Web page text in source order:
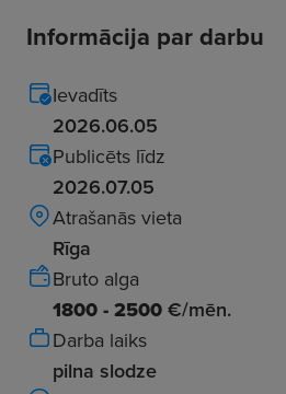
Informācija par darbu
Ievadīts
2026.06.05
Publicēts līdz
2026.07.05
Atrašanās vieta
Rīga
Bruto alga
1800 - 2500 €/mēn.
Darba laiks
pilna slodze